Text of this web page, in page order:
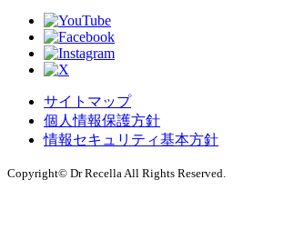
サイトマップ
個人情報保護方針
情報セキュリティ基本方針
Copyright© Dr Recella All Rights Reserved.